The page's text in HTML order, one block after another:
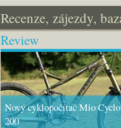
Recenze, zájezdy,
Review
Nový cyklopočítač Mio Cyclo
200